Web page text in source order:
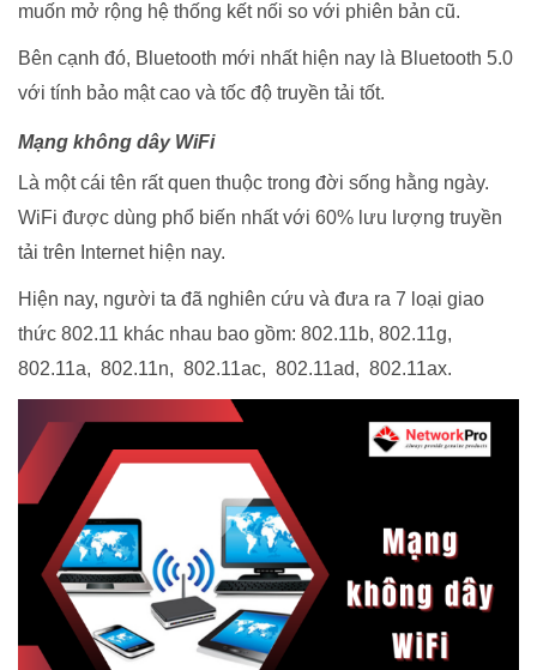
muốn mở rộng hệ thống kết nối so với phiên bản cũ.
Bên cạnh đó, Bluetooth mới nhất hiện nay là Bluetooth 5.0
với tính bảo mật cao và tốc độ truyền tải tốt.
Mạng không dây WiFi
Là một cái tên rất quen thuộc trong đời sống hằng ngày.
WiFi được dùng phổ biến nhất với 60% lưu lượng truyền
tải trên Internet hiện nay.
Hiện nay, người ta đã nghiên cứu và đưa ra 7 loại giao
thức 802.11 khác nhau bao gồm: 802.11b, 802.11g,
802.11a, 802.11n, 802.11ac, 802.11ad, 802.11ax.